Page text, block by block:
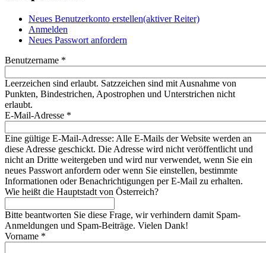
Neues Benutzerkonto erstellen(aktiver Reiter)
Anmelden
Neues Passwort anfordern
Benutzername *
Leerzeichen sind erlaubt. Satzzeichen sind mit Ausnahme von
Punkten, Bindestrichen, Apostrophen und Unterstrichen nicht
erlaubt.
E-Mail-Adresse *
Eine gültige E-Mail-Adresse: Alle E-Mails der Website werden an
diese Adresse geschickt. Die Adresse wird nicht veröffentlicht und
nicht an Dritte weitergeben und wird nur verwendet, wenn Sie ein
neues Passwort anfordern oder wenn Sie einstellen, bestimmte
Informationen oder Benachrichtigungen per E-Mail zu erhalten.
Wie heißt die Hauptstadt von Österreich?
Bitte beantworten Sie diese Frage, wir verhindern damit Spam-
Anmeldungen und Spam-Beiträge. Vielen Dank!
Vorname *